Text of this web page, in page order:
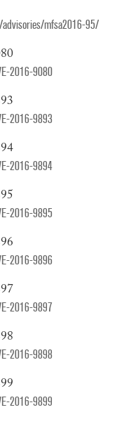
mfsa2016-95/
2016-9080
2016-9893
2016-9894
2016-9895
2016-9896
2016-9897
2016-9898
2016-9899